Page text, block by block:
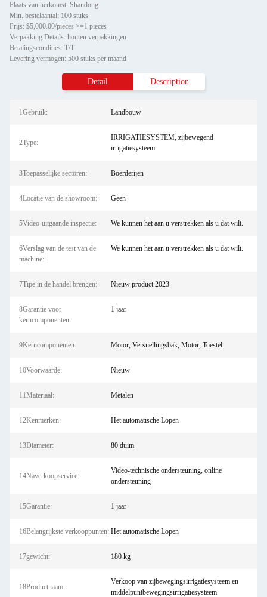
Plaats van herkomst: Shandong
Min. bestelaantal: 100 stuks
Prijs: $5,000.00/pieces >=1 pieces
Verpakking Details: houten verpakkingen
Betalingscondities: T/T
Levering vermogen: 500 stuks per maand
Detail Description
1Gebruik: Landbouw
2Type:
IRRIGATIESYSTEM, zijbewegend
irrigatiesysteem
3Toepasselijke sectoren: Boerderijen
4Locatie van de showroom: Geen
5Video-uitgaande inspectie: We kunnen het aan u verstrekken als u dat wilt.
6Verslag van de test van de
machine:
We kunnen het aan u verstrekken als u dat wilt.
7Tipe in de handel brengen: Nieuw product 2023
8Garantie voor
kerncomponenten:
1 jaar
9Kerncomponenten: Motor, Versnellingsbak, Motor, Toestel
10Voorwaarde: Nieuw
11Materiaal: Metalen
12Kenmerken: Het automatische Lopen
13Diameter: 80 duim
14Naverkoopservice:
Video-technische ondersteuning, online
ondersteuning
15Garantie: 1 jaar
16Belangrijkste verkooppunten: Het automatische Lopen
17gewicht: 180 kg
18Productnaam:
Verkoop van zijbewegingsirrigatiesysteem en
middelpuntbewegingsirrigatiesysteem